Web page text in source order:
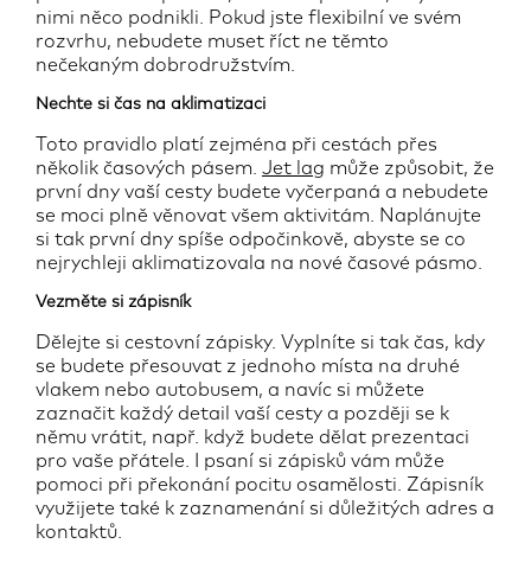
nimi něco podnikli. Pokud jste flexibilní ve svém
rozvrhu, nebudete muset říct ne těmto
nečekaným dobrodružstvím.
Nechte si čas na aklimatizaci
Toto pravidlo platí zejména při cestách přes
několik časových pásem. Jet lag může způsobit, že
první dny vaší cesty budete vyčerpaná a nebudete
se moci plně věnovat všem aktivitám. Naplánujte
si tak první dny spíše odpočinkově, abyste se co
nejrychleji aklimatizovala na nové časové pásmo.
Vezměte si zápisník
Dělejte si cestovní zápisky. Vyplníte si tak čas, kdy
se budete přesouvat z jednoho místa na druhé
vlakem nebo autobusem, a navíc si můžete
zaznačit každý detail vaší cesty a později se k
němu vrátit, např. když budete dělat prezentaci
pro vaše přátele. I psaní si zápisků vám může
pomoci při překonání pocitu osamělosti. Zápisník
využijete také k zaznamenání si důležitých adres a
kontaktů.